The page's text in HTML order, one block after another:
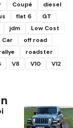
Coupé
diesel
flat 6
GT
jdm
Low Cost
Car
off road
roadster
V8 V10
V12